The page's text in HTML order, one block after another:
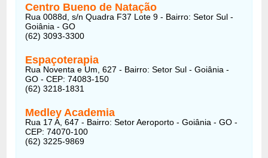
Centro Bueno de Natação
Rua 0088d, s/n Quadra F37 Lote 9 - Bairro: Setor Sul -
Goiânia - GO
(62) 3093-3300
Espaçoterapia
Rua Noventa e Um, 627 - Bairro: Setor Sul - Goiânia -
GO - CEP: 74083-150
(62) 3218-1831
Medley Academia
Rua 17 A, 647 - Bairro: Setor Aeroporto - Goiânia - GO -
CEP: 74070-100
(62) 3225-9869